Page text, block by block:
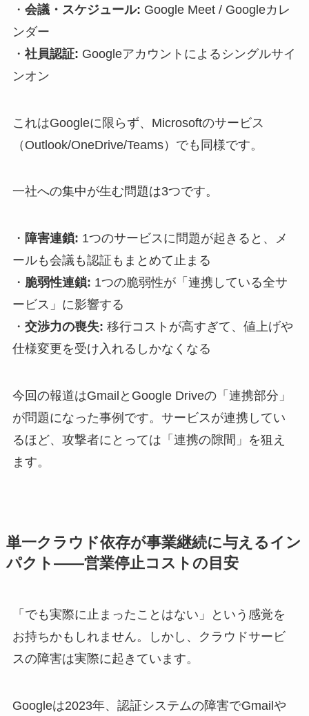
・ 会議・スケジュール: Google Meet / Googleカレ
ンダー
・ 社員認証: Googleアカウントによるシングルサイ
ンオン
これはGoogleに限らず、Microsoftのサービス
（Outlook/OneDrive/Teams）でも同様です。
一社への集中が生む問題は3つです。
・ 障害連鎖: 1つのサービスに問題が起きると、メ
ールも会議も認証もまとめて止まる
・ 脆弱性連鎖: 1つの脆弱性が「連携している全サ
ービス」に影響する
・ 交渉力の喪失: 移行コストが高すぎて、値上げや
仕様変更を受け入れるしかなくなる
今回の報道はGmailとGoogle Driveの「連携部分」
が問題になった事例です。サービスが連携してい
るほど、攻撃者にとっては「連携の隙間」を狙え
ます。
単一クラウド依存が事業継続に与えるイン
パクト——営業停止コストの目安
「でも実際に止まったことはない」という感覚を
お持ちかもしれません。しかし、クラウドサービ
スの障害は実際に起きています。
Googleは2023年、認証システムの障害でGmailや